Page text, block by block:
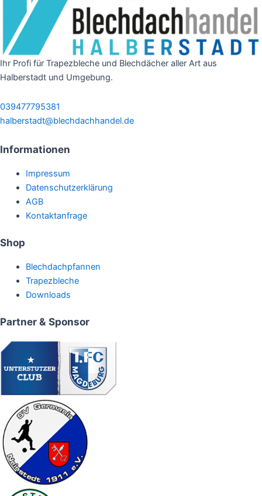
Ihr Profi für Trapezbleche und Blechdächer aller Art aus
Halberstadt und Umgebung.
039477795381
halberstadt@blechdachhandel.de
Informationen
Menü
Impressum
Datenschutzerklärung
AGB
Kontaktanfrage
Shop
Menü
Blechdachpfannen
Trapezbleche
Downloads
Partner & Sponsor